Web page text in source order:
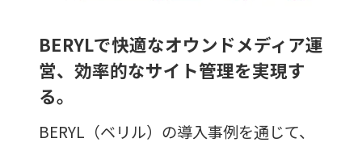
BERYLで快適なオウンドメディア運
営、 効率的なサイト管理を実現す
る。
BERYL（ベリル）の導入事例を通じて、